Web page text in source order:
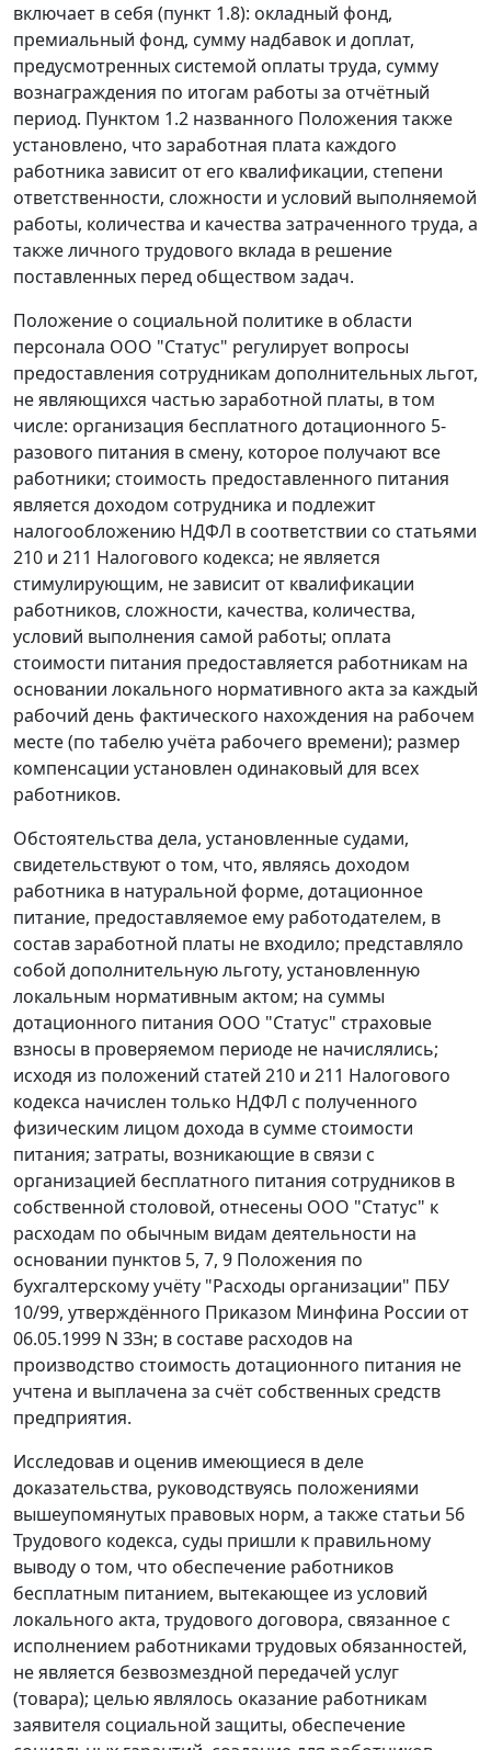
включает в себя (пункт 1.8): окладный фонд,
премиальный фонд, сумму надбавок и доплат,
предусмотренных системой оплаты труда, сумму
вознаграждения по итогам работы за отчётный
период. Пунктом 1.2 названного Положения также
установлено, что заработная плата каждого
работника зависит от его квалификации, степени
ответственности, сложности и условий выполняемой
работы, количества и качества затраченного труда, а
также личного трудового вклада в решение
поставленных перед обществом задач.
Положение о социальной политике в области
персонала ООО "Статус" регулирует вопросы
предоставления сотрудникам дополнительных льгот,
не являющихся частью заработной платы, в том
числе: организация бесплатного дотационного 5-
разового питания в смену, которое получают все
работники; стоимость предоставленного питания
является доходом сотрудника и подлежит
налогообложению НДФЛ в соответствии со статьями
210 и 211 Налогового кодекса; не является
стимулирующим, не зависит от квалификации
работников, сложности, качества, количества,
условий выполнения самой работы; оплата
стоимости питания предоставляется работникам на
основании локального нормативного акта за каждый
рабочий день фактического нахождения на рабочем
месте (по табелю учёта рабочего времени); размер
компенсации установлен одинаковый для всех
работников.
Обстоятельства дела, установленные судами,
свидетельствуют о том, что, являясь доходом
работника в натуральной форме, дотационное
питание, предоставляемое ему работодателем, в
состав заработной платы не входило; представляло
собой дополнительную льготу, установленную
локальным нормативным актом; на суммы
дотационного питания ООО "Статус" страховые
взносы в проверяемом периоде не начислялись;
исходя из положений статей 210 и 211 Налогового
кодекса начислен только НДФЛ с полученного
физическим лицом дохода в сумме стоимости
питания; затраты, возникающие в связи с
организацией бесплатного питания сотрудников в
собственной столовой, отнесены ООО "Статус" к
расходам по обычным видам деятельности на
основании пунктов 5, 7, 9 Положения по
бухгалтерскому учёту "Расходы организации" ПБУ
10/99, утверждённого Приказом Минфина России от
06.05.1999 N ЗЗн; в составе расходов на
производство стоимость дотационного питания не
учтена и выплачена за счёт собственных средств
предприятия.
Исследовав и оценив имеющиеся в деле
доказательства, руководствуясь положениями
вышеупомянутых правовых норм, а также статьи 56
Трудового кодекса, суды пришли к правильному
выводу о том, что обеспечение работников
бесплатным питанием, вытекающее из условий
локального акта, трудового договора, связанное с
исполнением работниками трудовых обязанностей,
не является безвозмездной передачей услуг
(товара); целью являлось оказание работникам
заявителя социальной защиты, обеспечение